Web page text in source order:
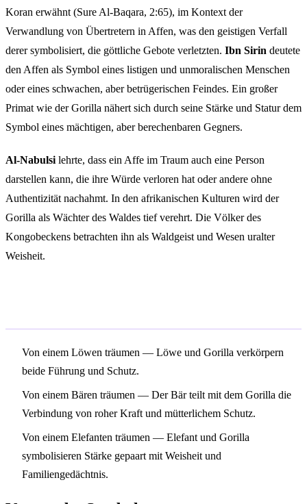
Koran erwähnt (Sure Al-Baqara, 2:65), im Kontext der
Verwandlung von Übertretern in Affen, was den geistigen Verfall
derer symbolisiert, die göttliche Gebote verletzten. Ibn Sirin deutete
den Affen als Symbol eines listigen und unmoralischen Menschen
oder eines schwachen, aber betrügerischen Feindes. Ein großer
Primat wie der Gorilla nähert sich durch seine Stärke und Statur dem
Symbol eines mächtigen, aber berechenbaren Gegners.
Al-Nabulsi lehrte, dass ein Affe im Traum auch eine Person
darstellen kann, die ihre Würde verloren hat oder andere ohne
Authentizität nachahmt. In den afrikanischen Kulturen wird der
Gorilla als Wächter des Waldes tief verehrt. Die Völker des
Kongobeckens betrachten ihn als Waldgeist und Wesen uralter
Weisheit.
Von einem Löwen träumen — Löwe und Gorilla verkörpern
beide Führung und Schutz.
Von einem Bären träumen — Der Bär teilt mit dem Gorilla die
Verbindung von roher Kraft und mütterlichem Schutz.
Von einem Elefanten träumen — Elefant und Gorilla
symbolisieren Stärke gepaart mit Weisheit und
Familiengedächtnis.